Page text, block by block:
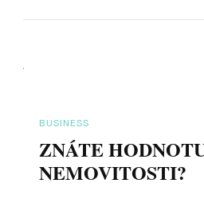
BUSINESS
ZNÁTE
NEMOVITOSTI?